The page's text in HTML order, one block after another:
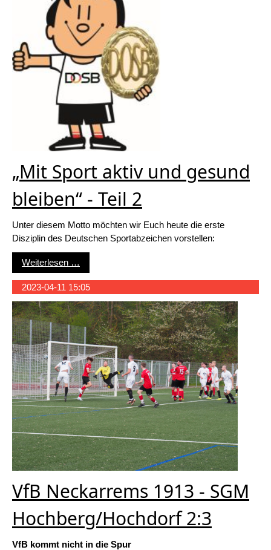
„Mit Sport aktiv und gesund
bleiben“ - Teil 2
Unter diesem Motto möchten wir Euch heute die erste
Disziplin des Deutschen Sportabzeichen vorstellen:
Weiterlesen …
2023-04-11 15:05
VfB Neckarrems 1913 - SGM
Hochberg/Hochdorf 2:3
VfB kommt nicht in die Spur